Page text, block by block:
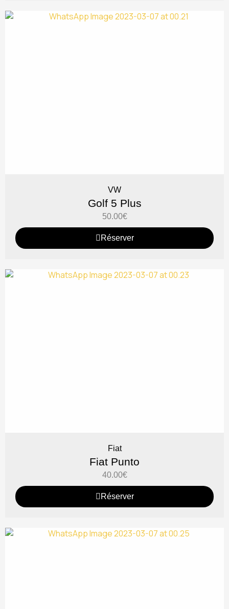
VW
Golf 5 Plus
50.00€
Réserver
Fiat
Fiat Punto
40.00€
Réserver